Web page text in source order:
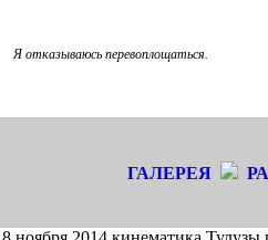
Я отказываюсь перевоплощаться.
ГАЛЕРЕЯ